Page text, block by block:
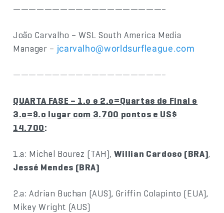
———————————————————–
João Carvalho – WSL South America Media
Manager – jcarvalho@worldsurfleague.com
———————————————————–
QUARTA FASE – 1.o e 2.o=Quartas de Final e
3.o=9.o lugar com 3.700 pontos e US$
14.700:
1.a: Michel Bourez (TAH), Willian Cardoso (BRA),
Jessé Mendes (BRA)
2.a: Adrian Buchan (AUS), Griffin Colapinto (EUA),
Mikey Wright (AUS)